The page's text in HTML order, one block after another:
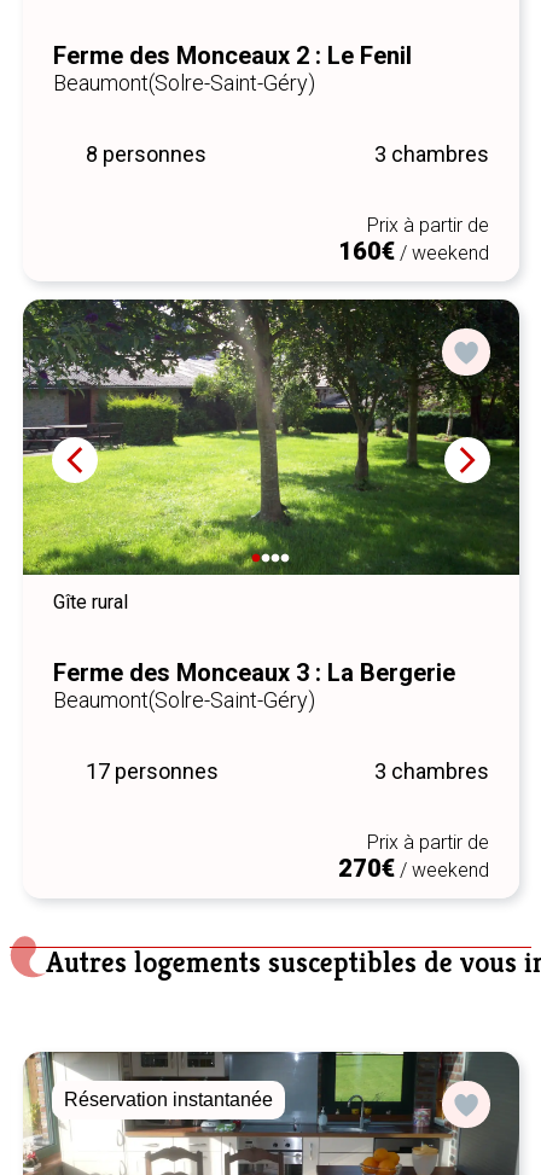
Ferme des Monceaux 2 : Le Fenil
Beaumont(Solre-Saint-Géry)
8 personnes 3 chambres
Prix à partir de
160€/ weekend
Gîte rural
Ferme des Monceaux 3 : La Bergerie
Beaumont(Solre-Saint-Géry)
17 personnes 3 chambres
Prix à partir de
270€/ weekend
Autres logements susceptibles de vous